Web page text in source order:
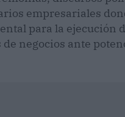
empresariales
para la ejecución
negocios ante